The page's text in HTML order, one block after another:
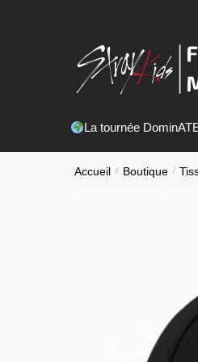
La tournée
Accueil / Boutique /